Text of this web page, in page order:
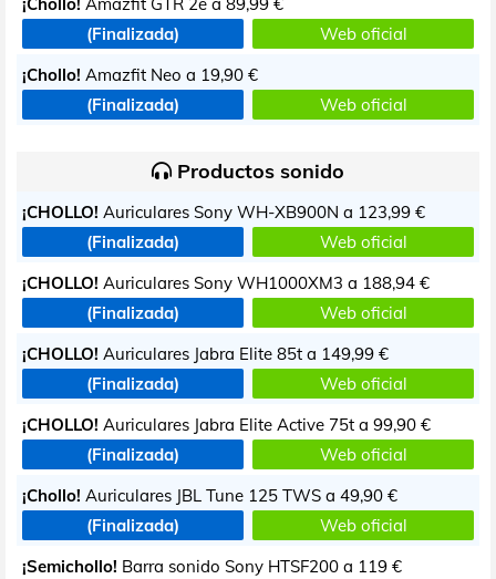
(Finalizada)
Web oficial
¡Chollo! Amazfit Neo a 19,90 €
(Finalizada)
Web oficial
Productos sonido
¡CHOLLO! Auriculares Sony WH-XB900N a 123,99 €
(Finalizada)
Web oficial
¡CHOLLO! Auriculares Sony WH1000XM3 a 188,94 €
(Finalizada)
Web oficial
¡CHOLLO! Auriculares Jabra Elite 85t a 149,99 €
(Finalizada)
Web oficial
¡CHOLLO! Auriculares Jabra Elite Active 75t a 99,90 €
(Finalizada)
Web oficial
¡Chollo! Auriculares JBL Tune 125 TWS a 49,90 €
(Finalizada)
Web oficial
¡Semichollo! Barra sonido Sony HTSF200 a 119 €